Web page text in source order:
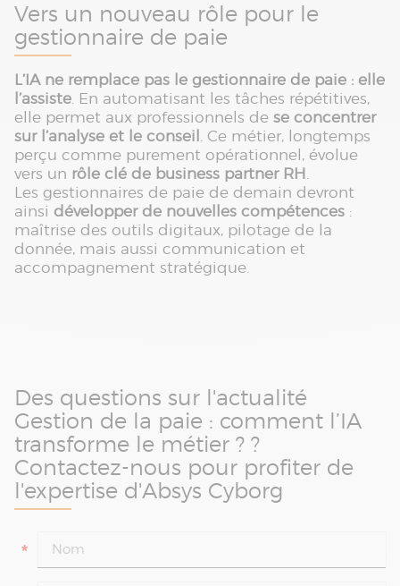
Vers un nouveau rôle pour le
gestionnaire de paie
L’IA ne remplace pas le gestionnaire de paie : elle
l’assiste. En automatisant les tâches répétitives,
elle permet aux professionnels de se concentrer
sur l’analyse et le conseil . Ce métier, longtemps
perçu comme purement opérationnel, évolue
vers un rôle clé de business partner RH.
Les gestionnaires de paie de demain devront
ainsi développer de nouvelles compétences :
maîtrise des outils digitaux, pilotage de la
donnée, mais aussi communication et
accompagnement stratégique.
Des questions sur l'actualité
Gestion de la paie : comment l’IA
transforme le métier ? ?
Contactez-nous pour profiter de
l'expertise d'Absys Cyborg
*